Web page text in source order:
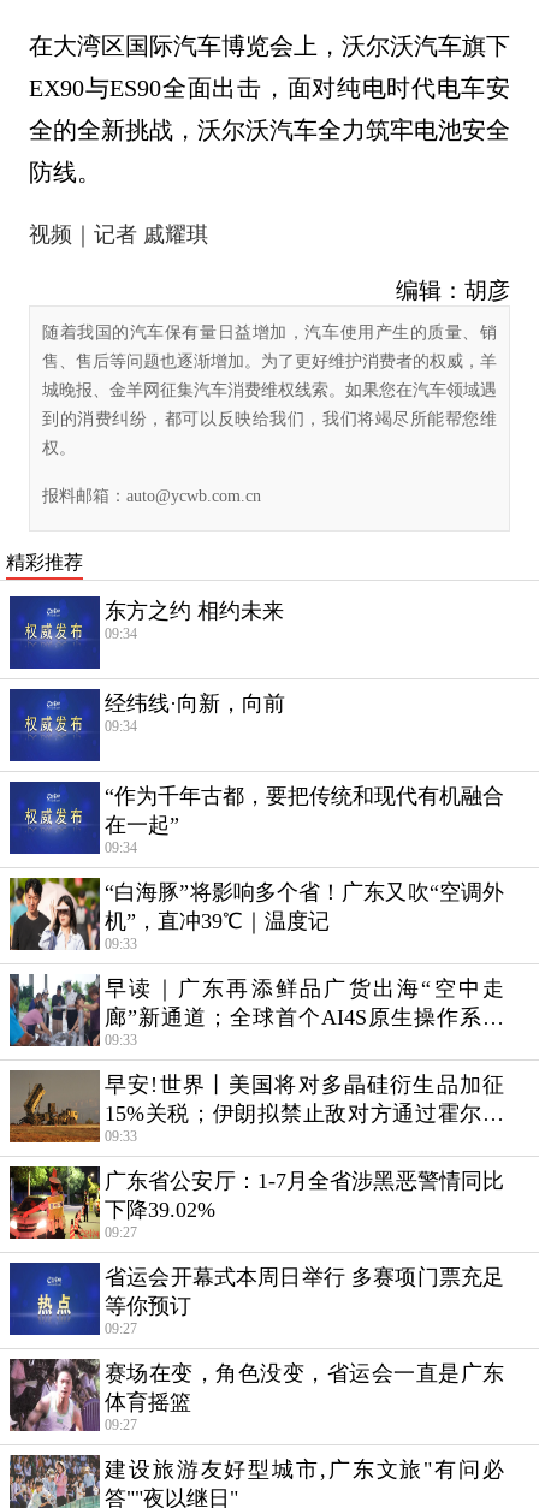
在大湾区国际汽车博览会上，沃尔沃汽车旗下
EX90与ES90全面出击，面对纯电时代电车安
全的全新挑战，沃尔沃汽车全力筑牢电池安全
防线。
视频｜记者 戚耀琪
编辑：胡彦
随着我国的汽车保有量日益增加，汽车使用产生的质量、销
售、售后等问题也逐渐增加。为了更好维护消费者的权威，羊
城晚报、金羊网征集汽车消费维权线索。如果您在汽车领域遇
到的消费纠纷，都可以反映给我们，我们将竭尽所能帮您维
权。
报料邮箱： auto@ycwb.com.cn
精彩推荐